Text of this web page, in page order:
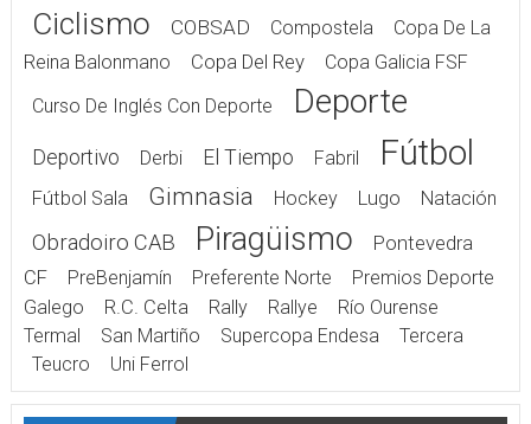
Ciclismo COBSAD Compostela
Copa De La
Reina Balonmano
Copa Del Rey
Copa Galicia FSF
Curso De Inglés Con Deporte
Deporte
Deportivo Derbi El Tiempo Fabril Fútbol
Fútbol Sala Gimnasia Hockey Lugo Natación
Obradoiro CAB Piragüismo
Pontevedra
CF
PreBenjamín Preferente Norte
Premios Deporte
Galego
R.C. Celta Rally Rallye
Río Ourense
Termal
San Martiño Supercopa Endesa
Tercera
Teucro
Uni Ferrol